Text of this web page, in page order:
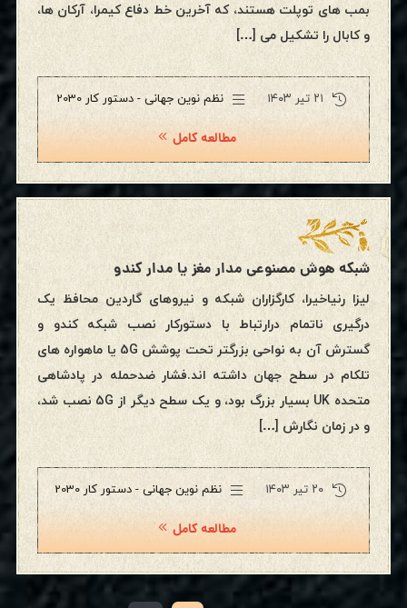
بمب های توپلت هستند، که آخرین خط دفاع کیمرا، آرکان ها،
و کابال را تشکیل می […]
۲۱ تیر ۱۴۰۳ نظم نوین جهانی - دستور کار 2030
مطالعه کامل
شبکه هوش مصنوعی مدار مغز یا مدار کندو
لیزا رنیاخیرا، کارگزاران شبکه و نیروهای گاردین محافظ یک
درگیری ناتمام درارتباط با دستورکار نصب شبکه کندو و
گسترش آن به نواحی بزرگتر تحت پوشش 5G یا ماهواره های
تلکام در سطح جهان داشته اند.فشار ضدحمله در پادشاهی
متحده UK بسیار بزرگ بود، و یک سطح دیگر از 5G نصب شد،
و در زمان نگارش […]
۲۰ تیر ۱۴۰۳ نظم نوین جهانی - دستور کار 2030
مطالعه کامل